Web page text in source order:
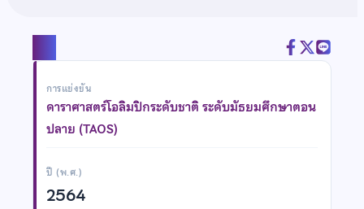
การแข่งขัน
ดาราศาสตร์โอลิมปิกระดับชาติ ระดับมัธยมศึกษาตอน
ปลาย (TAOS)
ปี (พ.ศ.)
2564